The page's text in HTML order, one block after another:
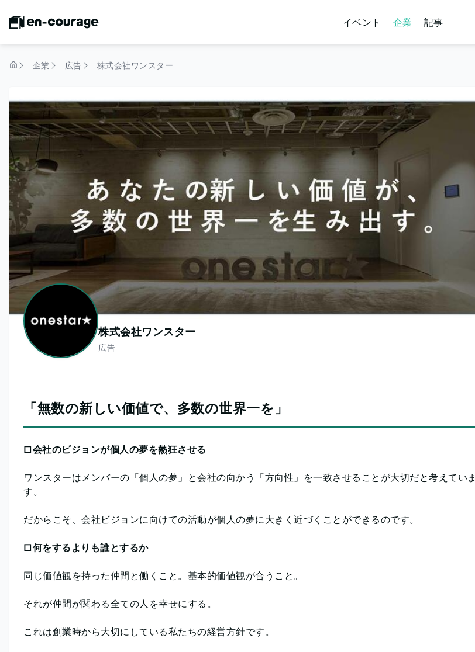
イベント 企業 記事
企業 広告 株式会社ワンスター
株式会社ワンスター
広告
「無数の新しい価値で、多数の世界一を」
□会社のビジョンが個人の夢を熱狂させる
ワンスターはメンバーの「個人の夢」と会社の向かう「方向性」を一致させることが大切だと考えていま
す。
だからこそ、会社ビジョンに向けての活動が個人の夢に大きく近づくことができるのです。
□何をするよりも誰とするか
同じ価値観を持った仲間と働くこと。基本的価値観が合うこと。
それが仲間が関わる全ての人を幸せにする。
これは創業時から大切にしている私たちの経営方針です。